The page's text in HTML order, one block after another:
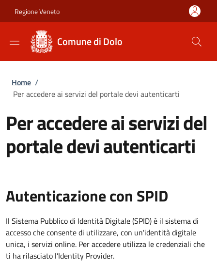
Regione Veneto
Comune di Dolo
Briciole di pane
Home /
Per accedere ai servizi del portale devi autenticarti
Per accedere ai servizi del
portale devi autenticarti
Autenticazione con SPID
Il Sistema Pubblico di Identità Digitale (SPID) è il sistema di
accesso che consente di utilizzare, con un'identità digitale
unica, i servizi online. Per accedere utilizza le credenziali che
ti ha rilasciato l’Identity Provider.